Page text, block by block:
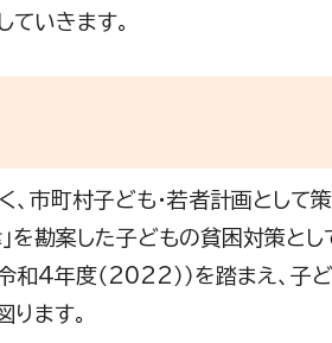
いきます。
市町村子ども・若者計画として
を勘案した子どもの貧困対策とし
和4年度（2022））を踏まえ、子
ます。